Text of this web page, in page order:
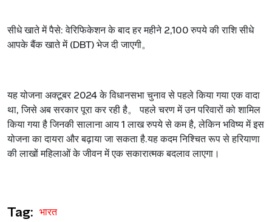
सीधे खाते में पैसे: वेरिफिकेशन के बाद हर महीने2,100रुपये की राशि सीधे
आपके बैंक खाते में (DBT)भेज दी जाएगी。
यह योजना अक्टूबर 2024के विधानसभा चुनाव से पहले किया गया एक वादा
था,जिसे अब सरकार पूरा कर रही है。पहले चरण में उन परिवारों को शामिल
किया गया है जिनकी सालाना आय1लाख रुपये से कम है,लेकिन भविष्य में इस
योजना का दायरा और बढ़ाया जा सकता है.यह कदम निश्चित रूप से हरियाणा
की लाखों महिलाओं के जीवन में एक सकारात्मक बदलाव लाएगा।
Tag: भारत